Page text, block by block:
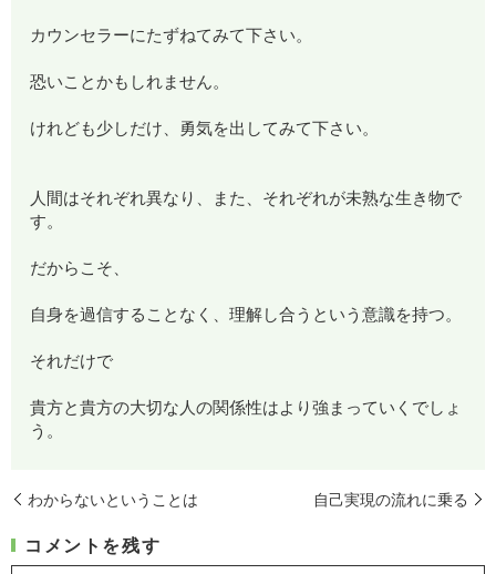
カウンセラーにたずねてみて下さい。
恐いことかもしれません。
けれども少しだけ、勇気を出してみて下さい。
人間はそれぞれ異なり、また、それぞれが未熟な生き物で
す。
だからこそ、
自身を過信することなく、理解し合うという意識を持つ。
それだけで
貴方と貴方の大切な人の関係性はより強まっていくでしょ
う。
わからないということは 自己実現の流れに乗る
コメントを残す